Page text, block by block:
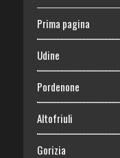
Prima pagina
Udine
Pordenone
Altofriuli
Gorizia